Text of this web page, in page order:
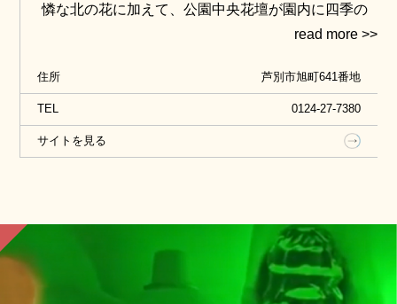
憐な北の花に加えて、公園中央花壇が園内に四季の
彩を添えます。動物エリアには白鳥やポニー、ラマ
ザルがイキイキと暮らしています。サル山の見学場
所は2階建てになっていて、下の窓からは地面で遊ぶ
サルを、上の柵からはサル山の全景が見られるの
で、立体的なサルの動きを余すところなく楽しめま
限りこれらの動物たちとふれあうことも出来ます。
住所 芦別市旭町641番地
TEL 0124-27-7380
サイトを見る